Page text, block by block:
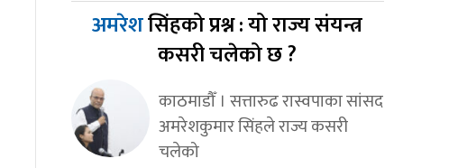
अमरेशसिंहको प्रश्न : यो राज्य संयन्त्र
कसरी चलेको छ ?
काठमाडौँ । सत्तारुढ रास्वपाका सांसद
अमरेशकुमार सिंहले राज्य कसरी
चलेको